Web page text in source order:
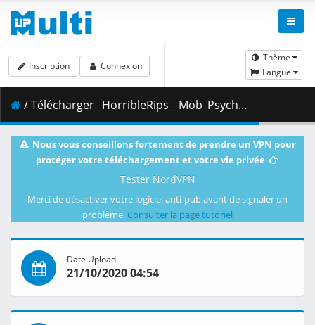
Thème
Langue
Inscription Connexion
/ Télécharger _HorribleRips__Mob_Psycho_100_-_04__1080p_.mkv.001 ( 468.21 MB )
Nous vous conseillons fortement de prendre un VPN pour
protéger votre téléchargement et votre vie privée
Tester NordVPN
Merci de désactiver votre logiciel anti-pub avant de signaler un
problème. Consulter la page tutoriel
Date Upload
21/10/2020 04:54